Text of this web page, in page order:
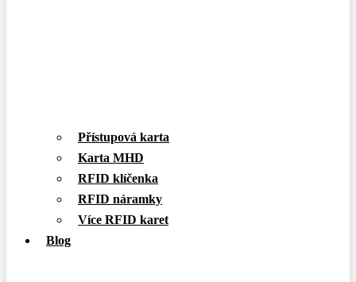
Přístupová karta
Karta MHD
RFID klíčenka
RFID náramky
Více RFID karet
Blog